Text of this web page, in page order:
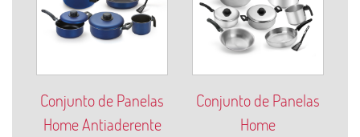
Conjunto de Panelas
Home Antiaderente
Conjunto de Panelas
Home